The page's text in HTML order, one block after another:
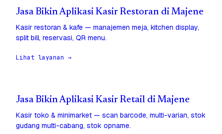
Jasa Bikin Aplikasi Kasir Restoran di Majene
Kasir restoran & kafe — manajemen meja, kitchen display,
split bill, reservasi, QR menu.
Lihat layanan →
Jasa Bikin Aplikasi Kasir Retail di Majene
Kasir toko & minimarket — scan barcode, multi-varian, stok
gudang multi-cabang, stok opname.